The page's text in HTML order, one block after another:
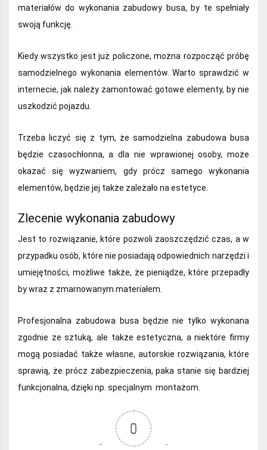
materiałów do wykonania zabudowy busa, by te spełniały
swoją funkcję.
Kiedy wszystko jest już policzone, można rozpocząć próbę
samodzielnego wykonania elementów. Warto sprawdzić w
internecie, jak należy zamontować gotowe elementy, by nie
uszkodzić pojazdu.
Trzeba liczyć się z tym, że samodzielna zabudowa busa
będzie czasochłonna, a dla nie wprawionej osoby, może
okazać się wyzwaniem, gdy prócz samego wykonania
elementów, będzie jej także zależało na estetyce.
Zlecenie wykonania zabudowy
Jest to rozwiązanie, które pozwoli zaoszczędzić czas, a w
przypadku osób, które nie posiadają odpowiednich narzędzi i
umiejętności, możliwe także, że pieniądze, które przepadły
by wraz z zmarnowanym materiałem.
Profesjonalna zabudowa busa będzie nie tylko wykonana
zgodnie ze sztuką, ale także estetyczna, a niektóre firmy
mogą posiadać także własne, autorskie rozwiązania, które
sprawią, że prócz zabezpieczenia, paka stanie się bardziej
funkcjonalna, dzięki np. specjalnym montażom.
0